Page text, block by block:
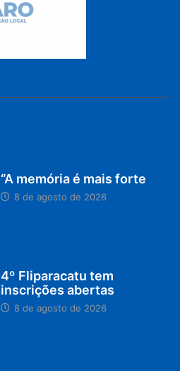
“A memória é mais forte
8 de agosto de 2026
4º Fliparacatu tem
inscrições abertas
8 de agosto de 2026